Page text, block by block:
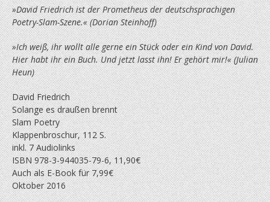
»David Friedrich ist der Prometheus der deutschsprachigen
Poetry-Slam-Szene.« (Dorian Steinhoff)
»Ich weiß, ihr wollt alle gerne ein Stück oder ein Kind von David.
Hier habt ihr ein Buch. Und jetzt lasst ihn! Er gehört mir!« (Julian
Heun)
David Friedrich
Solange es draußen brennt
Slam Poetry
Klappenbroschur, 112 S.
inkl. 7 Audiolinks
ISBN 978-3-944035-79-6, 11,90€
Auch als E-Book für 7,99€
Oktober 2016